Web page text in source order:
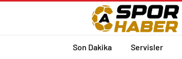
Son Dakika Servisler